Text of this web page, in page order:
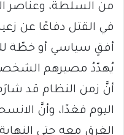
من السلطة، وعناصر
في القتل دفاعًا عن
أفقٍ سياسي أو خطّة
يُهدّدُ مصيرهم
أنَّ زمن النظام قد
اليوم فغدًا، وأنَّ
الغرق معه حتى